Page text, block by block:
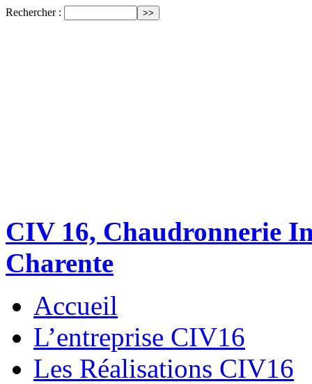
Rechercher :
CIV 16, Chaudronnerie
Charente
Accueil
L’entreprise CIV16
Les Réalisations CIV16